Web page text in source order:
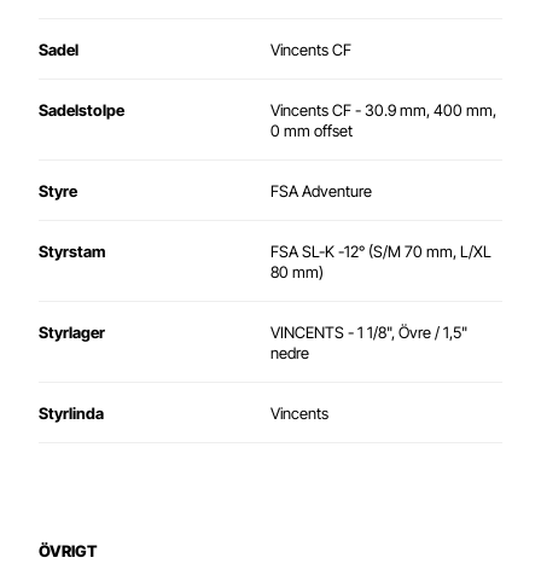
Sadel Vincents CF
Sadelstolpe
Vincents CF - 30.9 mm, 400 mm,
0 mm offset
Styre FSA Adventure
Styrstam
FSA SL-K -12° (S/M 70 mm, L/XL
80 mm)
Styrlager
VINCENTS - 1 1/8", Övre / 1,5"
nedre
Styrlinda Vincents
ÖVRIGT